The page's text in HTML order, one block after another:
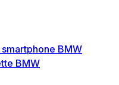
BMW
BMW